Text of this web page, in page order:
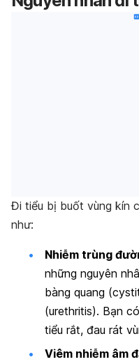
Đi tiểu bị buốt vùng kín
như:
Nhiễm trùng
những nguyên
bàng quang
(urethritis). Bạn
tiểu rắt, đau rát
Viêm nhiễm âm